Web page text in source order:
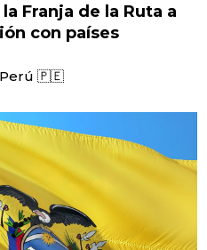
Franja de la Ruta a
con países
Perú 🇵🇪